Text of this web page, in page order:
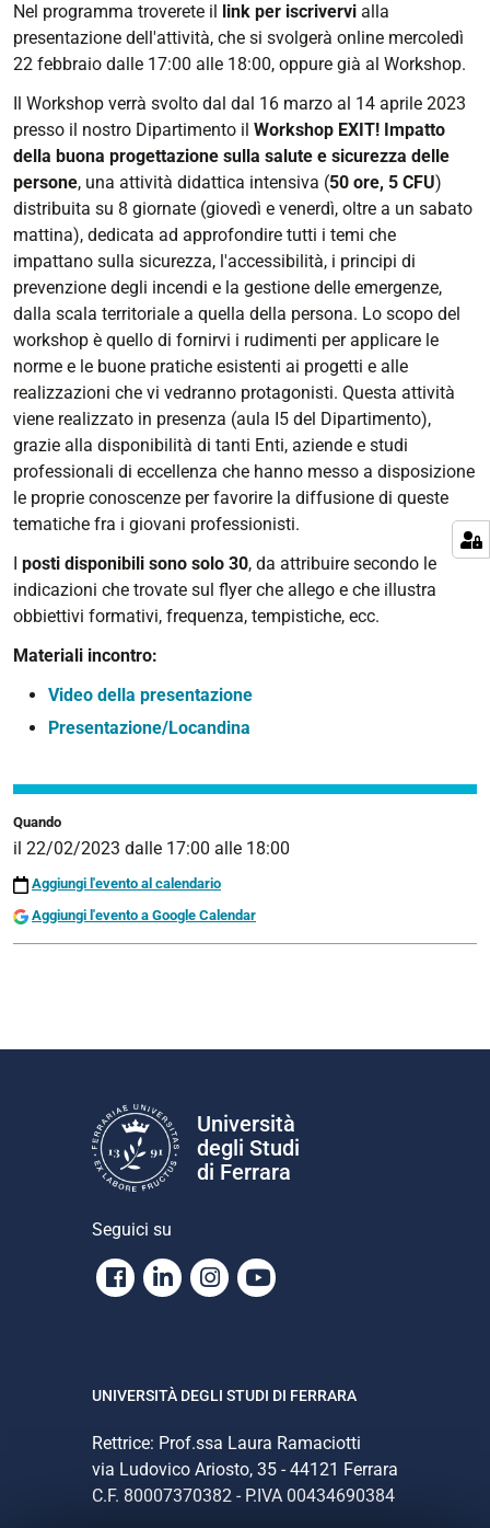
exit-
impatto-
della-
buona-
progettazione-
sulla-
salute-
e-
sicurezza-
delle-
persone
Presentazione
workshop
Workshop EXIT!
Impatto
della
buona
progettazione
sulla
salute
e
sicurezza
delle
2023-
02-
22T17:00:00+01:00
02-
Quando
il 22/02/2023 dalle 17:00 alle 18:00
Aggiungi l'evento al calendario
Aggiungi l'evento a Google Calendar
Nel programma troverete il link per iscrivervi alla
presentazione dell'attività, che si svolgerà online mercoledì
22 febbraio dalle 17:00 alle 18:00, oppure già al Workshop.
Il Workshop verrà svolto dal dal 16 marzo al 14 aprile 2023
presso il nostro Dipartimento il Workshop EXIT! Impatto
della buona progettazione sulla salute e sicurezza delle
persone, una attività didattica intensiva (50 ore, 5 CFU)
distribuita su 8 giornate (giovedì e venerdì, oltre a un sabato
mattina), dedicata ad approfondire tutti i temi che
impattano sulla sicurezza, l'accessibilità, i principi di
prevenzione degli incendi e la gestione delle emergenze,
dalla scala territoriale a quella della persona. Lo scopo del
workshop è quello di fornirvi i rudimenti per applicare le
norme e le buone pratiche esistenti ai progetti e alle
realizzazioni che vi vedranno protagonisti. Questa attività
viene realizzato in presenza (aula I5 del Dipartimento),
grazie alla disponibilità di tanti Enti, aziende e studi
professionali di eccellenza che hanno messo a disposizione
le proprie conoscenze per favorire la diffusione di queste
tematiche fra i giovani professionisti.
I posti disponibili sono solo 30, da attribuire secondo le
indicazioni che trovate sul flyer che allego e che illustra
obbiettivi formativi, frequenza, tempistiche, ecc.
Materiali incontro:
Video della presentazione
Presentazione/Locandina
Università
degli Studi
di Ferrara
Seguici su
Facebook
LinkedinInstagram
Youtube
UNIVERSITÀ DEGLI STUDI DI FERRARA
Rettrice: Prof.ssa Laura Ramaciotti
via Ludovico Ariosto, 35 - 44121 Ferrara
C.F. 80007370382 - P.IVA 00434690384